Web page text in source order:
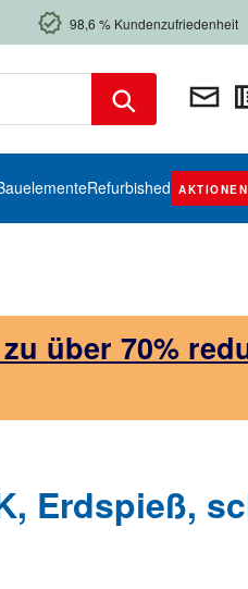
98,6 % Kundenzufriedenheit
Refurbished
über 70%
Erdspieß,